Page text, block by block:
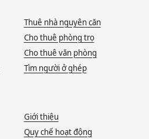
Thuê nhà nguyên căn
Cho thuê phòng trọ
Cho thuê văn phòng
Tìm người ở ghép
Giới thiệu
Quy chế hoạt động